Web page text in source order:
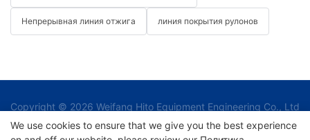
Непрерывная линия отжига линия покрытия рулонов
Copyright © 2026 Weifang Hito Equipment Engineering Co., Ltd
|
We use cookies to ensure that we give you the best experience